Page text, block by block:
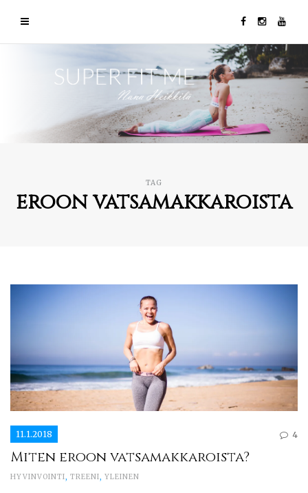
TAG
eroon vatsamakkaroista
11.1.2018 4
Miten eroon vatsamakkaroista?
HYVINVOINTI TREENI YLEINEN